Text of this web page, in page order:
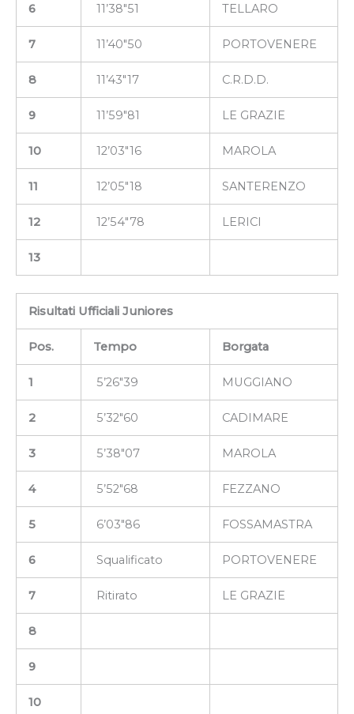
6 11’38″51 TELLARO
7 11’40″50 PORTOVENERE
8 11’43″17 C.R.D.D.
9 11’59″81 LE GRAZIE
10 12’03″16 MAROLA
11 12’05″18 SANTERENZO
12 12’54″78 LERICI
13
Risultati Ufficiali Juniores
Pos. Tempo Borgata
1 5’26″39 MUGGIANO
2 5’32″60 CADIMARE
3 5’38″07 MAROLA
4 5’52″68 FEZZANO
5 6’03″86 FOSSAMASTRA
6 Squalificato PORTOVENERE
7 Ritirato LE GRAZIE
8
9
10